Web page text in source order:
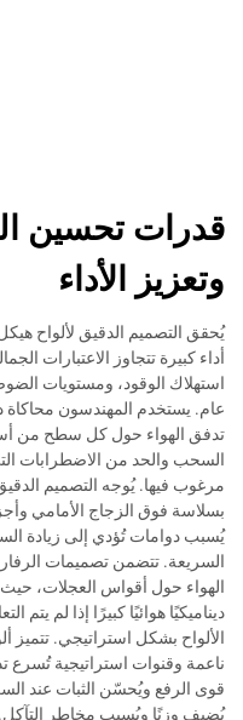
قدرات تحسين
وتعزيز الأداء
يُحقق التصميم الدقيق لألواح هيكل
أداء كبيرة تتجاوز الاعتبارات
استهلاك الوقود، ومستويات
عام. يستخدم المهندسون محاكاة
تدفق الهواء حول كل سطح من
السحب والحد من الاضطرابات
مرغوب فيها. يُوجه التصميم
بسلاسة فوق الزجاج الأمامي
يُسبب دوامات تُؤدي إلى زيادة
السريعة. تتضمن تصميمات
الهواء حول أقواس العجلات،
ديناميكيًا هوائيًا كبيرًا إذا لم
الألواح بشكل استراتيجي. تتميز
ناعمة وقنوات استراتيجية تُسرع
قوى الرفع ويُحسّن الثبات عند
يُضيف وزنًا ويُسبب مخاطر التآكل.